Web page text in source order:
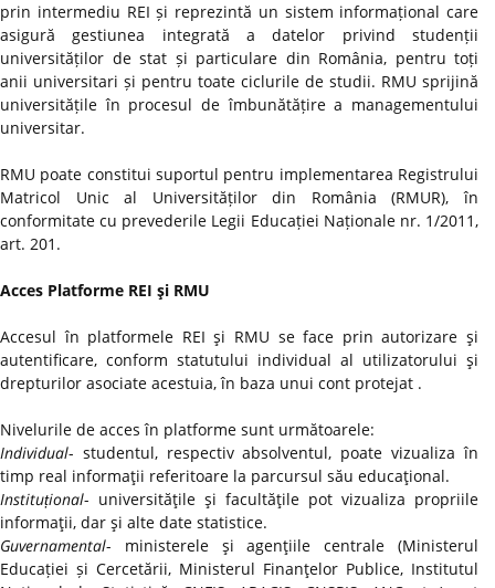
prin intermediu REI și reprezintă un sistem informațional care
asigură gestiunea integrată a datelor privind studenții
universităților de stat și particulare din România, pentru toți
anii universitari și pentru toate ciclurile de studii. RMU sprijină
universitățile în procesul de îmbunătățire a managementului
universitar.
RMU poate constitui suportul pentru implementarea Registrului
Matricol Unic al Universităților din România (RMUR), în
conformitate cu prevederile Legii Educației Naționale nr. 1/2011,
art. 201.
Acces Platforme REI şi RMU
Accesul în platformele REI şi RMU se face prin autorizare şi
autentificare, conform statutului individual al utilizatorului şi
drepturilor asociate acestuia, în baza unui cont protejat .
Nivelurile de acces în platforme sunt următoarele:
Individual- studentul, respectiv absolventul, poate vizualiza în
timp real informaţii referitoare la parcursul său educaţional.
Instituțional- universităţile şi facultăţile pot vizualiza propriile
informaţii, dar şi alte date statistice.
Guvernamental- ministerele şi agenţiile centrale (Ministerul
Educației și Cercetării, Ministerul Finanţelor Publice, Institutul